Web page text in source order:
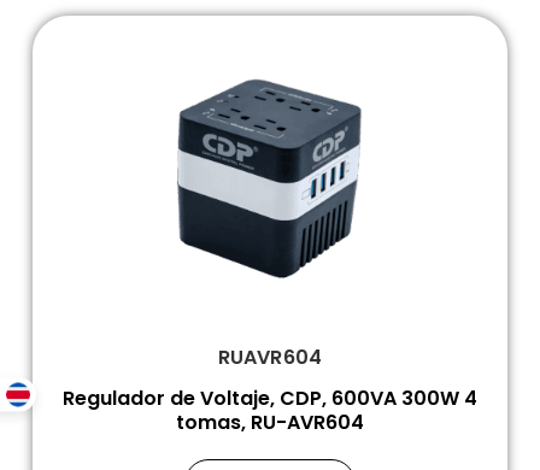
RUAVR604
Regulador de Voltaje, CDP, 600VA 300W 4
tomas, RU-AVR604